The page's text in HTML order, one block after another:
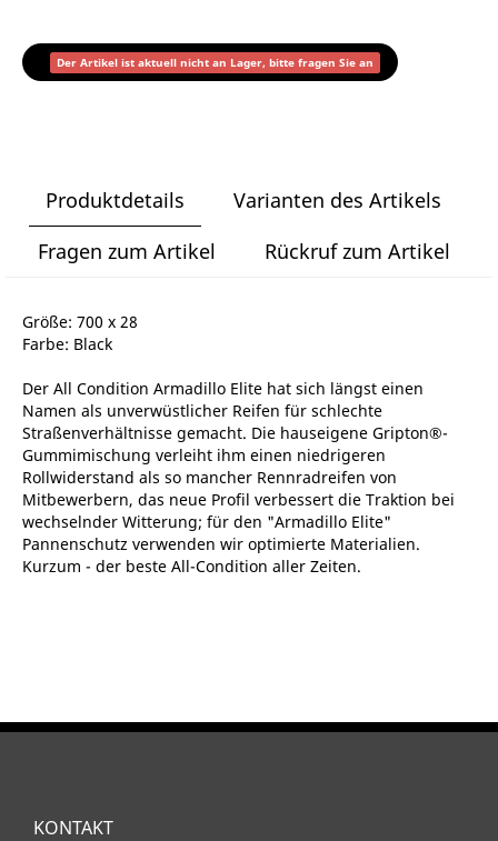
Der Artikel ist aktuell nicht an Lager, bitte fragen Sie an
Produktdetails
Varianten des Artikels
Fragen zum Artikel
Rückruf zum Artikel
Größe: 700 x 28
Farbe: Black
Der All Condition Armadillo Elite hat sich längst einen
Namen als unverwüstlicher Reifen für schlechte
Straßenverhältnisse gemacht. Die hauseigene Gripton®-
Gummimischung verleiht ihm einen niedrigeren
Rollwiderstand als so mancher Rennradreifen von
Mitbewerbern, das neue Profil verbessert die Traktion bei
wechselnder Witterung; für den "Armadillo Elite"
Pannenschutz verwenden wir optimierte Materialien.
Kurzum - der beste All-Condition aller Zeiten.
KONTAKT